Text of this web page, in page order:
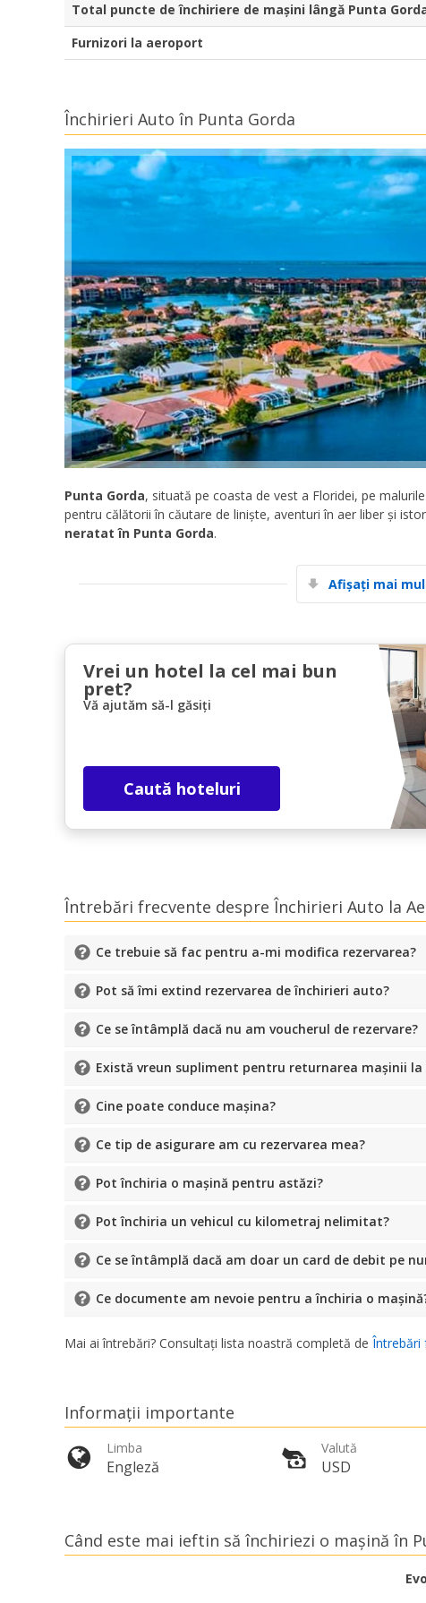
Total puncte de închiriere de mașini lângă Punta
Furnizori la aeroport
Închirieri Auto în Punta Gorda
Punta Gorda, situată pe coasta de vest a Floridei, pe
pentru călătorii în căutare de liniște, aventuri în aer liber și
neratat în Punta Gorda.
Afișați mai
Vrei un hotel la cel mai bun
pret?
Vă ajutăm să-l găsiți
Caută hoteluri
Întrebări frecvente despre Închirieri Auto la
Ce trebuie să fac pentru a-mi modifica rezervarea?
Pot să îmi extind rezervarea de închirieri auto?
Ce se întâmplă dacă nu am voucherul de rezervare?
Există vreun supliment pentru returnarea mașinii
Cine poate conduce mașina?
Ce tip de asigurare am cu rezervarea mea?
Pot închiria o mașină pentru astăzi?
Pot închiria un vehicul cu kilometraj nelimitat?
Ce se întâmplă dacă am doar un card de debit pe
Ce documente am nevoie pentru a închiria o
Mai ai întrebări? Consultați lista noastră completă de Întrebări
Informații importante
Limba
Engleză
Valută
USD
Când este mai ieftin să închiriezi o mașină în